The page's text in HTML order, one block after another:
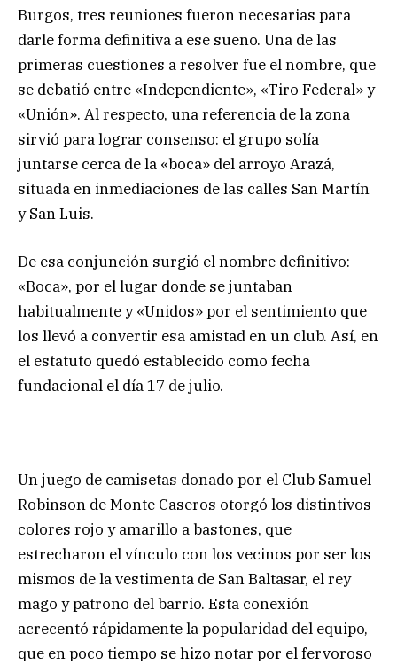
Burgos, tres reuniones fueron necesarias para
darle forma definitiva a ese sueño. Una de las
primeras cuestiones a resolver fue el nombre, que
se debatió entre «Independiente», «Tiro Federal» y
«Unión». Al respecto, una referencia de la zona
sirvió para lograr consenso: el grupo solía
juntarse cerca de la «boca» del arroyo Arazá,
situada en inmediaciones de las calles San Martín
y San Luis.
De esa conjunción surgió el nombre definitivo:
«Boca», por el lugar donde se juntaban
habitualmente y «Unidos» por el sentimiento que
los llevó a convertir esa amistad en un club. Así, en
el estatuto quedó establecido como fecha
fundacional el día 17 de julio.
Un juego de camisetas donado por el Club Samuel
Robinson de Monte Caseros otorgó los distintivos
colores rojo y amarillo a bastones, que
estrecharon el vínculo con los vecinos por ser los
mismos de la vestimenta de San Baltasar, el rey
mago y patrono del barrio. Esta conexión
acrecentó rápidamente la popularidad del equipo,
que en poco tiempo se hizo notar por el fervoroso